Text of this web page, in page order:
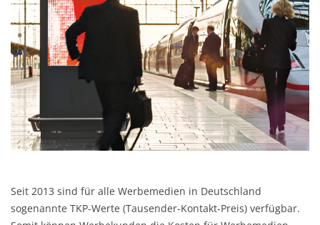
Seit 2013 sind für alle Werbemedien in Deutschland
sogenannte TKP-Werte (Tausender-Kontakt-Preis) verfügbar.